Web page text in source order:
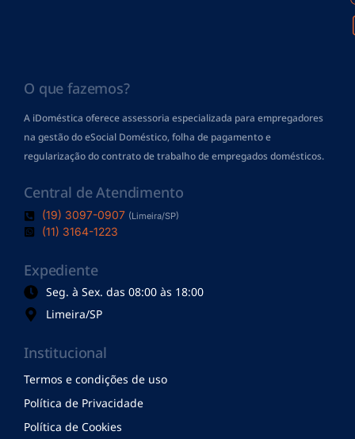
O que fazemos?
A iDoméstica oferece assessoria especializada para empregadores
na gestão do eSocial Doméstico, folha de pagamentoe
regularização do contrato de trabalho de empregados domésticos.
Central de Atendimento
(19) 3097-0907 (Limeira/SP)
(11) 3164-1223
Expediente
Seg. à Sex. das 08:00 às 18:00
Limeira/SP
Institucional
Termos e condições de uso
Política de Privacidade
Política de Cookies